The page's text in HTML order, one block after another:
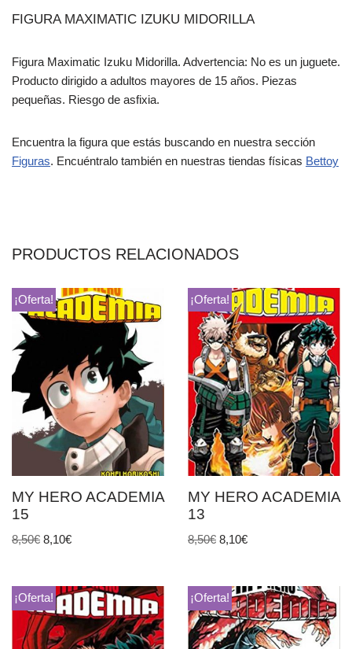
FIGURA MAXIMATIC IZUKU MIDORILLA
Figura Maximatic Izuku Midorilla. Advertencia: No es un juguete.
Producto dirigido a adultos mayores de 15 años. Piezas
pequeñas. Riesgo de asfixia.
Encuentra la figura que estás buscando en nuestra sección
Figuras. Encuéntralo también en nuestras tiendas físicas Bettoy
PRODUCTOS RELACIONADOS
¡Oferta!
MY HERO ACADEMIA
15
8,50€ 8,10€
¡Oferta!
MY HERO ACADEMIA
13
8,50€ 8,10€
¡Oferta! ¡Oferta!